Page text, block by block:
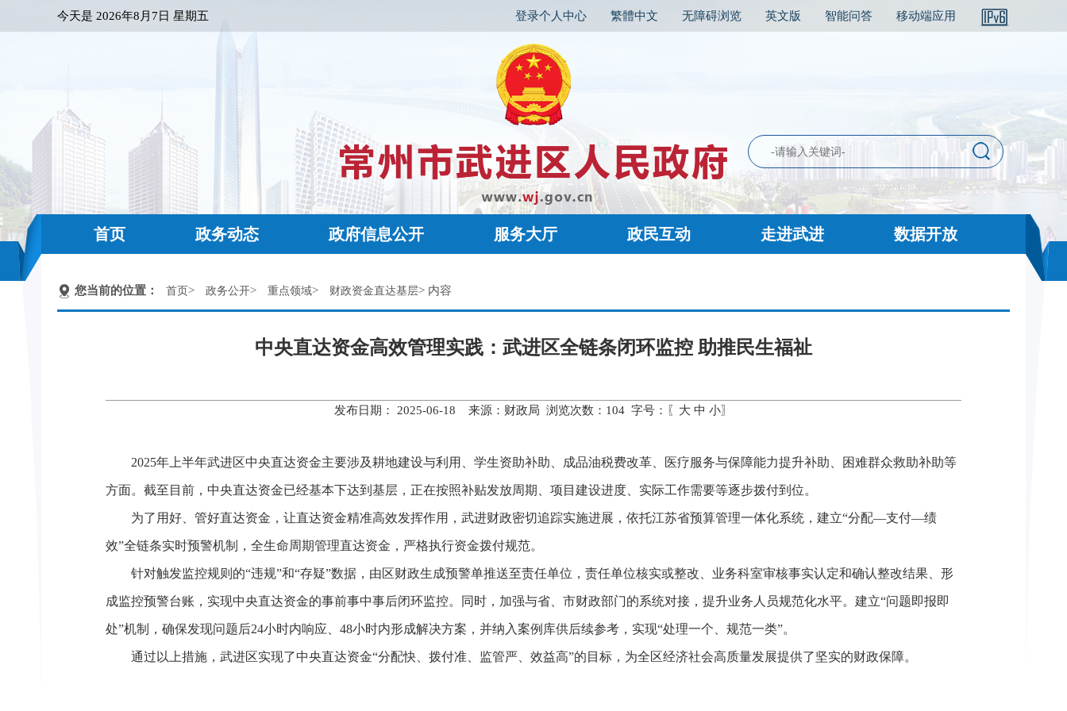
今天是 2026年8月7日 星期五 登录个人中心 繁體中文 无障碍浏览 英文版 智能问答 移动端应用
首页 政务动态 政府信息公开 服务大厅 政民互动 走进武进 数据开放
您当前的位置： 首页> 政务公开> 重点领域> 财政资金直达基层> 内容
中央直达资金高效管理实践：武进区全链条闭环监控 助推民生福祉
发布日期： 2025-06-18 来源：财政局 浏览次数： 104 字号：〖 大 中 小〗
2025年上半年武进区中央直达资金主要涉及耕地建设与利用、学生资助补助、成品油税费改革、医疗服务与保障能力提升补助、困难群众救助补助等
方面。截至目前，中央直达资金已经基本下达到基层，正在按照补贴发放周期、项目建设进度、实际工作需要等逐步拨付到位。
为了用好、管好直达资金，让直达资金精准高效发挥作用，武进财政密切追踪实施进展，依托江苏省预算管理一体化系统，建立“分配—支付—绩
效”全链条实时预警机制，全生命周期管理直达资金，严格执行资金拨付规范。
针对触发监控规则的“违规”和“存疑”数据，由区财政生成预警单推送至责任单位，责任单位核实或整改、业务科室审核事实认定和确认整改结果、形
成监控预警台账，实现中央直达资金的事前事中事后闭环监控。同时，加强与省、市财政部门的系统对接，提升业务人员规范化水平。建立“问题即报即
处”机制，确保发现问题后24小时内响应、48小时内形成解决方案，并纳入案例库供后续参考，实现“处理一个、规范一类”。
通过以上措施，武进区实现了中央直达资金“分配快、拨付准、监管严、效益高”的目标，为全区经济社会高质量发展提供了坚实的财政保障。